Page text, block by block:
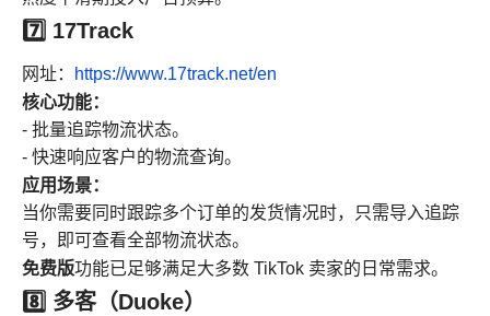
7️⃣ 17Track
网址： https://www.17track.net/en
核心功能：
- 批量追踪物流状态。
- 快速响应客户的物流查询。
应用场景：
当你需要同时跟踪多个订单的发货情况时，只需导入追踪
号，即可查看全部物流状态。
免费版功能已足够满足大多数 TikTok 卖家的日常需求。
8️⃣ 多客（Duoke）